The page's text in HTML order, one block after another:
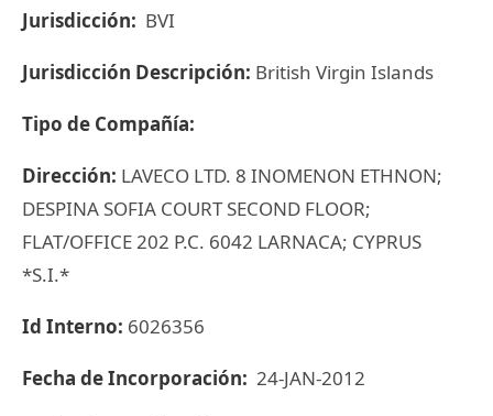
Jurisdicción: BVI
Jurisdicción Descripción: British Virgin Islands
Tipo de Compañía:
Dirección: LAVECO LTD. 8 INOMENON ETHNON;
DESPINA SOFIA COURT SECOND FLOOR;
FLAT/OFFICE 202 P.C. 6042 LARNACA; CYPRUS
*S.I.*
Id Interno: 6026356
Fecha de Incorporación: 24-JAN-2012